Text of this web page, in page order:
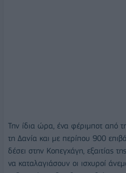
Την ίδια ώρα, ένα φέριμποτ από
τη Δανία και με περίπου 900
δέσει στην Κοπεγχάγη, εξαιτίας
να καταλαγιάσουν οι ισχυροί